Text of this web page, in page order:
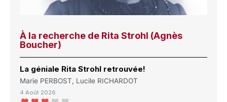
À la recherche de Rita Strohl (Agnès
Boucher)
La géniale Rita Strohl retrouvée!
Marie PERBOST, Lucile RICHARDOT
4 Août 2026